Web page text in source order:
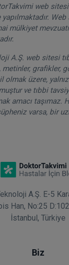
web
yapılmaktadır.
mülkiyet
A.Ş. web sitesi
metinler, grafikler,
olmak üzere,
ve tıbbi
amacı taşımaz.
varsa, bir
A.Ş. E-5
Han, No:25
İstanbul, Türkiye
Biz